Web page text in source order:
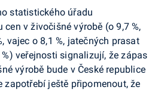
statistického úřadu
v živočišné výrobě (o 9,7 %,
vajec o 8,1 %, jatečných prasat
%) veřejnosti signalizují, že zápas
výrobě bude v České republice
zapotřebí ještě připomenout, že